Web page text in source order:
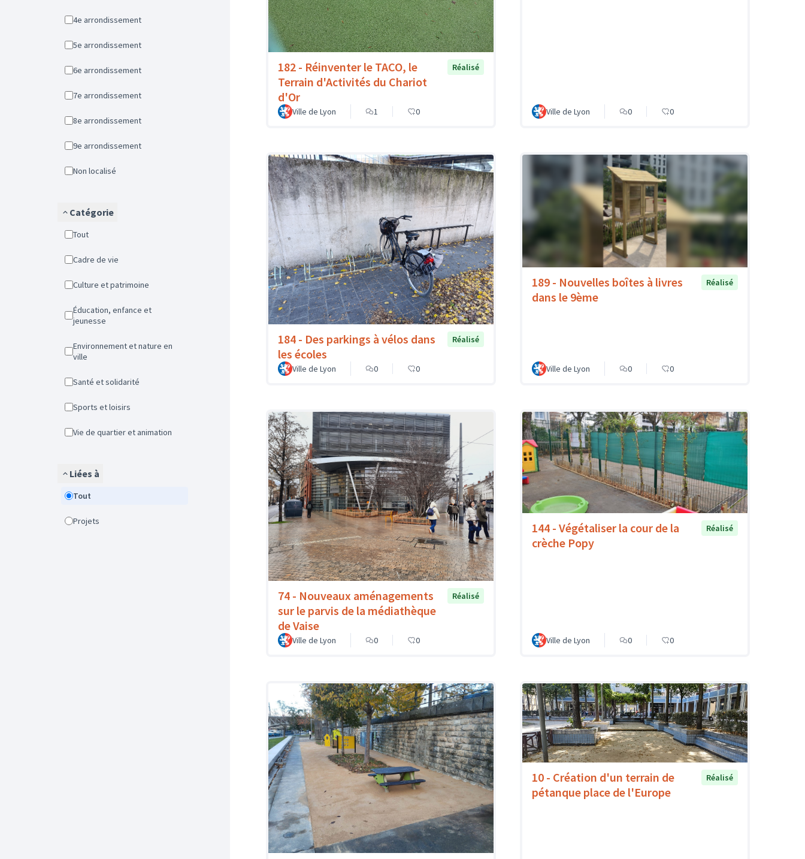
4e arrondissement
5e arrondissement
6e arrondissement
7e arrondissement
8e arrondissement
9e arrondissement
Non localisé
Catégorie
Tout
Cadre de vie
Culture et patrimoine
Éducation, enfance et
jeunesse
Environnement et nature en
ville
Santé et solidarité
Sports et loisirs
Vie de quartier et animation
Liées à
Tout
Projets
182 - Réinventer le TACO, le
Terrain d'Activités du Chariot
d'Or
Réalisé
Ville de Lyon 1 0 Ville de Lyon 0 0
184 - Des parkings à vélos dans
les écoles
Réalisé
Ville de Lyon 0 0
189 - Nouvelles boîtes à livres
dans le 9ème
Réalisé
Ville de Lyon 0 0
74 - Nouveaux aménagements
sur le parvis de la médiathèque
de Vaise
Réalisé
Ville de Lyon 0 0
144 - Végétaliser la cour de la
crèche Popy
Réalisé
Ville de Lyon 0 0
10 - Création d'un terrain de
pétanque place de l'Europe
Réalisé